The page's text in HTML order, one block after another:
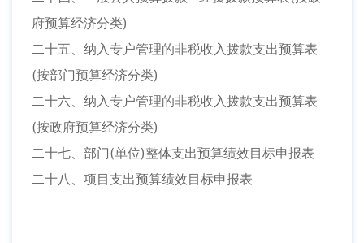
府预算经济分类)
二十五、纳入专户管理的非税收入拨款支出预算表
(按部门预算经济分类)
二十六、纳入专户管理的非税收入拨款支出预算表
(按政府预算经济分类)
二十七、部门(单位)整体支出预算绩效目标申报表
二十八、项目支出预算绩效目标申报表